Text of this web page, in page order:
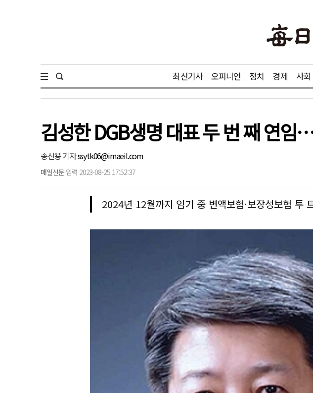
최신기사 오피니언 정치 경제 사회
김성한 DGB생명 대표 두 번 째 연임
송신용 기자ssytk06@imaeil.com
매일신문 입력 2023-08-25 17:52:37
2024년 12월까지 임기 중 변액보험·보장성보험 투